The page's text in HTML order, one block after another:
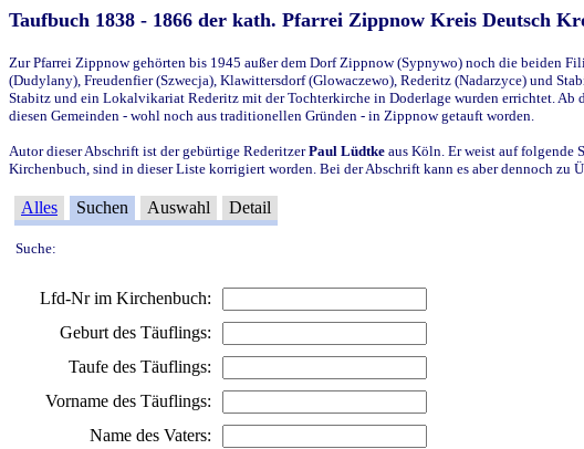
Taufbuch 1838 - 1866 der kath. Pfarrei Zippnow Kreis Deutsch
Zur Pfarrei Zippnow gehörten bis 1945 außer dem Dorf Zippnow (Sypnywo) noch die beiden
(Dudylany), Freudenfier (Szwecja), Klawittersdorf (Glowaczewo), Rederitz (Nadarzyce) und
Stabitz und ein Lokalvikariat Rederitz mit der Tochterkirche in Doderlage wurden errichtet. Ab
diesen Gemeinden - wohl noch aus traditionellen Gründen - in Zippnow getauft worden.
Autor dieser Abschrift ist der gebürtige RederitzerPaul Lüdtke aus Köln. Er weist auf folgende
Kirchenbuch, sind in dieser Liste korrigiert worden. Bei der Abschrift kann es aber dennoch zu
Alles Suchen Auswahl Detail
Suche:
Lfd-Nr im Kirchenbuch:
Geburt des Täuflings:
Taufe des Täuflings:
Vorname des Täuflings:
Name des Vaters: